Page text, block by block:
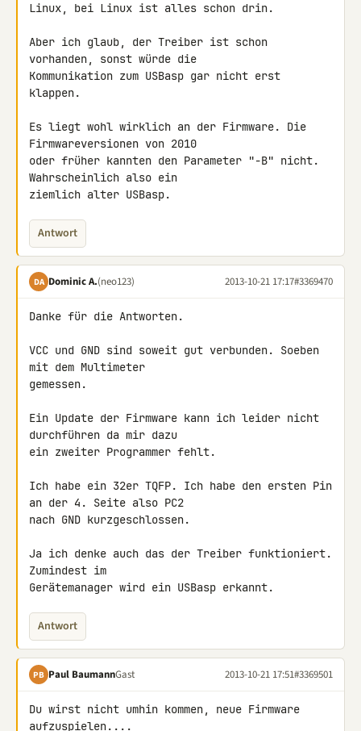
Linux, bei Linux ist alles schon drin.
Aber ich glaub, der Treiber ist schon
vorhanden, sonst würde die
Kommunikation zum USBasp gar nicht erst
klappen.
Es liegt wohl wirklich an der Firmware. Die
Firmwareversionen von 2010
oder früher kannten den Parameter "-B" nicht.
Wahrscheinlich also ein
ziemlich alter USBasp.
Antwort
DA Dominic A.(neo123) 2013-10-21 17:17#3369470
Danke für die Antworten.
VCC und GND sind soweit gut verbunden. Soeben
mit dem Multimeter
gemessen.
Ein Update der Firmware kann ich leider nicht
durchführen da mir dazu
ein zweiter Programmer fehlt.
Ich habe ein 32er TQFP. Ich habe den ersten Pin
an der 4. Seite also PC2
nach GND kurzgeschlossen.
Ja ich denke auch das der Treiber funktioniert.
Zumindest im
Gerätemanager wird ein USBasp erkannt.
Antwort
PB Paul BaumannGast 2013-10-21 17:51#3369501
Du wirst nicht umhin kommen, neue Firmware
aufzuspielen....